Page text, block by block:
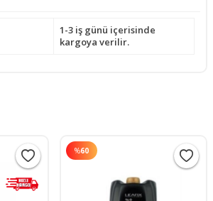
1-3 iş günü içerisinde
kargoya verilir.
%60